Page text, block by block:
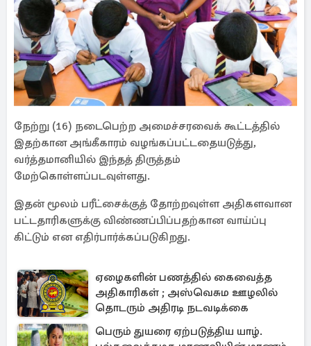
நேற்று (16) நடைபெற்ற அமைச்சரவைக் கூட்டத்தில்
இதற்கான அங்கீகாரம் வழங்கப்பட்டதையடுத்து,
வர்த்தமானியில் இந்தத் திருத்தம்
மேற்கொள்ளப்படவுள்ளது.
இதன் மூலம் பரீட்சைக்குத் தோற்றவுள்ள அதிகளவான
பட்டதாரிகளுக்கு விண்ணப்பிப்பதற்கான வாய்ப்பு
கிட்டும் என எதிர்பார்க்கப்படுகிறது.
ஏழைகளின் பணத்தில் கைவைத்த
அதிகாரிகள் ; அஸ்வெசும ஊழலில்
தொடரும் அதிரடி நடவடிக்கை
பெரும் துயரை ஏற்படுத்திய யாழ்.